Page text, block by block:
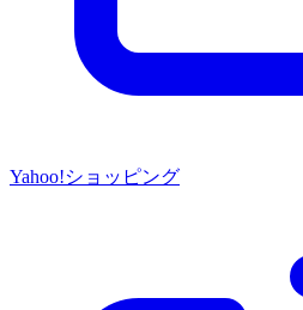
Yahoo!ショッピング